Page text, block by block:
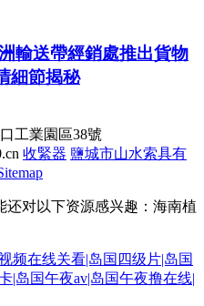
輸送帶經銷處推出貨物
細節揭秘
工業園區38號
收緊器 鹽城市山水索具有
对以下资源感兴趣：海南植
频在线关看|岛国四级片|岛国
|岛国午夜av|岛国午夜撸在线|
欧美老司机啪啪 日本aⅴ在线网站